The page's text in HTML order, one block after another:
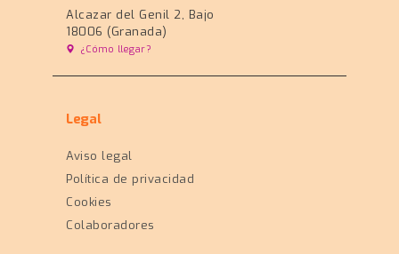
Alcazar del Genil 2, Bajo
18006 (Granada)
¿Cómo llegar?
Legal
Aviso legal
Política de privacidad
Cookies
Colaboradores